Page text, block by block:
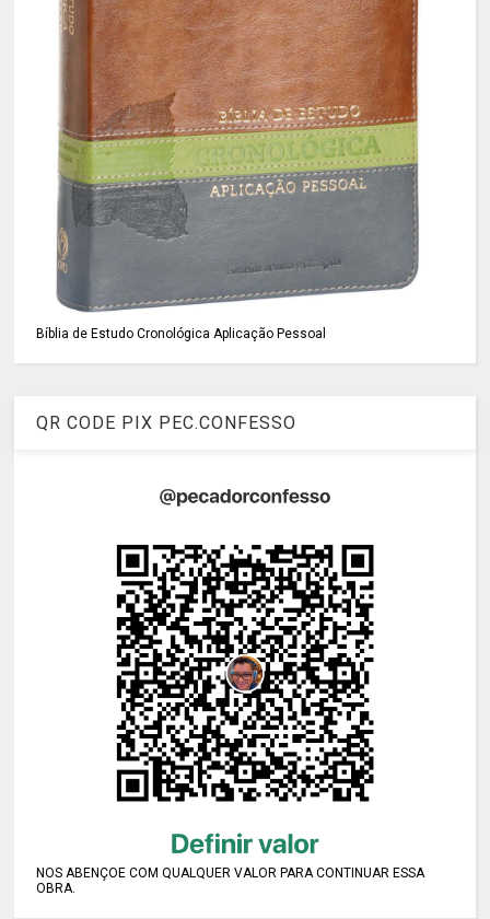
Bíblia de Estudo Cronológica Aplicação Pessoal
QR CODE PIX PEC.CONFESSO
NOS ABENÇOE COM QUALQUER VALOR PARA CONTINUAR ESSA
OBRA.